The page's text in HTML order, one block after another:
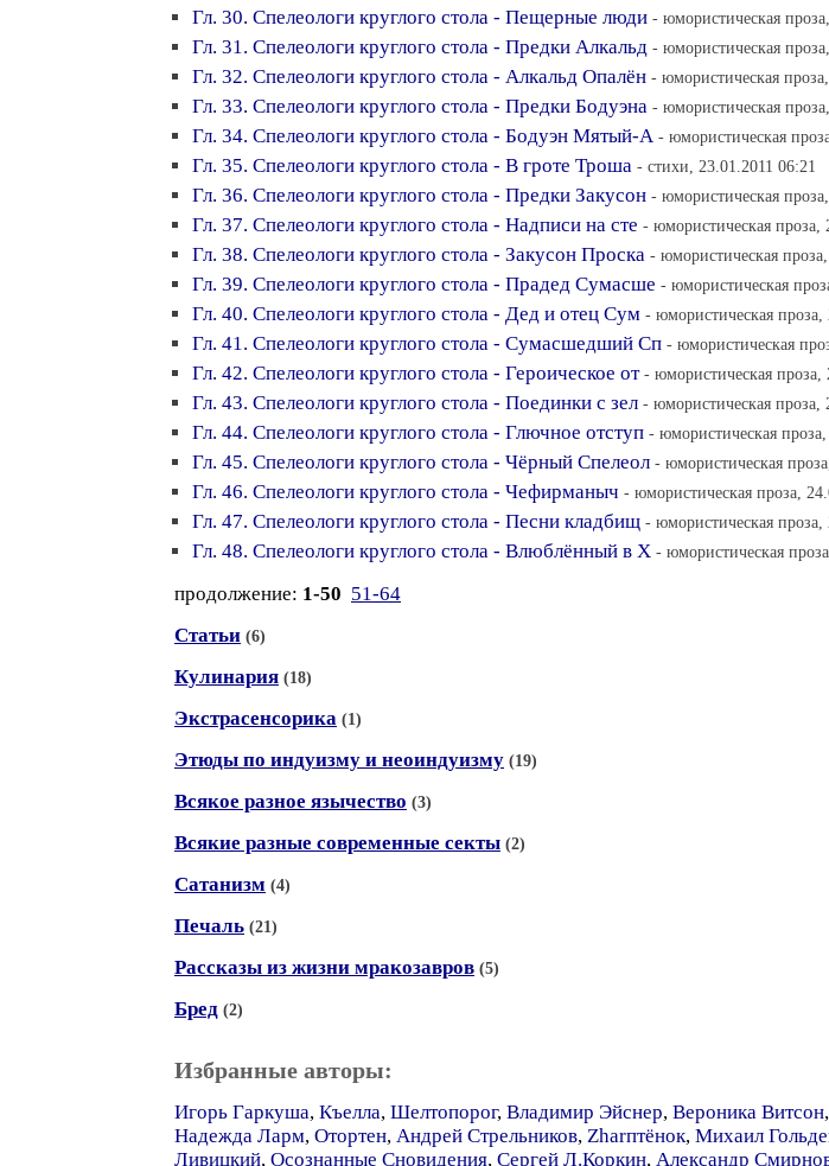
Гл. 30. Спелеологи круглого стола - Пещерные люди - юмористическая
Гл. 31. Спелеологи круглого стола - Предки Алкальд - юмористическая
Гл. 32. Спелеологи круглого стола - Алкальд Опалён - юмористическая
Гл. 33. Спелеологи круглого стола - Предки Бодуэна - юмористическая
Гл. 34. Спелеологи круглого стола - Бодуэн Мятый-А - юмористическая
Гл. 35. Спелеологи круглого стола - В гроте Троша - стихи, 23.01.2011 06:21
Гл. 36. Спелеологи круглого стола - Предки Закусон - юмористическая
Гл. 37. Спелеологи круглого стола - Надписи на сте - юмористическая проза,
Гл. 38. Спелеологи круглого стола - Закусон Проска - юмористическая
Гл. 39. Спелеологи круглого стола - Прадед Сумасше - юмористическая
Гл. 40. Спелеологи круглого стола - Дед и отец Сум - юмористическая проза,
Гл. 41. Спелеологи круглого стола - Сумасшедший Сп - юмористическая
Гл. 42. Спелеологи круглого стола - Героическое от - юмористическая проза,
Гл. 43. Спелеологи круглого стола - Поединки с зел - юмористическая проза,
Гл. 44. Спелеологи круглого стола - Глючное отступ - юмористическая
Гл. 45. Спелеологи круглого стола - Чёрный Спелеол - юмористическая
Гл. 46. Спелеологи круглого стола - Чефирманыч - юмористическая проза,
Гл. 47. Спелеологи круглого стола - Песни кладбищ - юмористическая проза,
Гл. 48. Спелеологи круглого стола - Влюблённый в Х - юмористическая
продолжение: 1-50 51-64
Статьи (6)
Кулинария (18)
Экстрасенсорика (1)
Этюды по индуизму и неоиндуизму (19)
Всякое разное язычество (3)
Всякие разные современные секты (2)
Сатанизм (4)
Печаль (21)
Рассказы из жизни мракозавров (5)
Бред (2)
Избранные авторы:
Игорь Гаркуша, Къелла, Шелтопорог, Владимир Эйснер, Вероника Витсон,
Надежда Ларм, Отортен, Андрей Стрельников, Zharптёнок, Михаил
Ливицкий, Осознанные Сновидения, Сергей Л.Коркин, Александр